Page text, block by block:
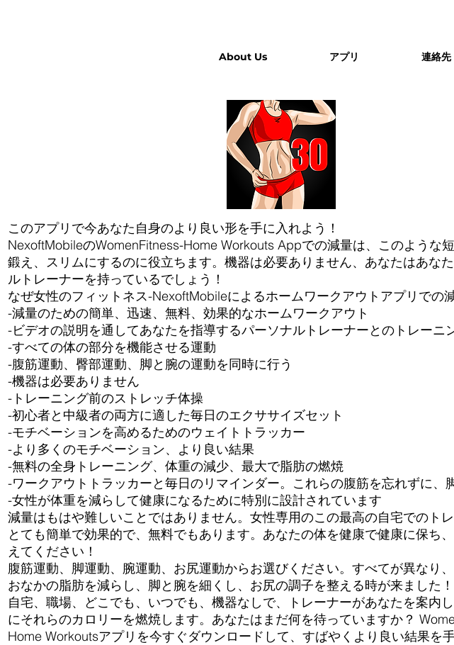
About Us アプリ 連絡先
このアプリで今あなた自身のより良い形を手に入れよう！
NexoftMobileのWomenFitness-Home Workouts Appでの減量は、このような
鍛え、スリムにするのに役立ちます。機器は必要ありません、あなたはあな
ルトレーナーを持っているでしょう！
なぜ女性のフィットネス-NexoftMobileによるホームワークアウトアプリでの
-減量のための簡単、迅速、無料、効果的なホームワークアウト
-ビデオの説明を通してあなたを指導するパーソナルトレーナーとのトレーニ
-すべての体の部分を機能させる運動
-腹筋運動、臀部運動、脚と腕の運動を同時に行う
-機器は必要ありません
-トレーニング前のストレッチ体操
-初心者と中級者の両方に適した毎日のエクササイズセット
-モチベーションを高めるためのウェイトトラッカー
-より多くのモチベーション、より良い結果
-無料の全身トレーニング、体重の減少、最大で脂肪の燃焼
-ワークアウトトラッカーと毎日のリマインダー。これらの腹筋を忘れずに、
-女性が体重を減らして健康になるために特別に設計されています
減量はもはや難しいことではありません。女性専用のこの最高の自宅でのト
とても簡単で効果的で、無料でもあります。あなたの体を健康で健康に保ち
えてください！
腹筋運動、脚運動、腕運動、お尻運動からお選びください。すべてが異なり
おなかの脂肪を減らし、脚と腕を細くし、お尻の調子を整える時が来ました！
自宅、職場、どこでも、いつでも、機器なしで、トレーナーがあなたを案内
にそれらのカロリーを燃焼します。あなたはまだ何を待っていますか？
Home Workoutsアプリを今すぐダウンロードして、すばやくより良い結果を